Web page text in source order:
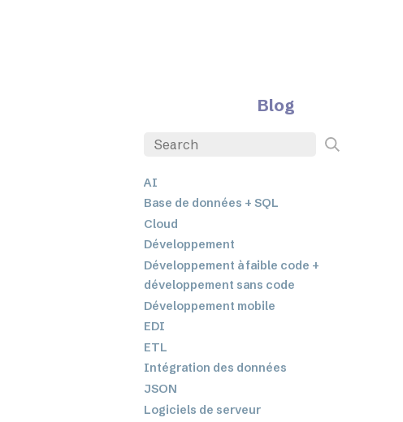
Blog
AI
Base de données + SQL
Cloud
Développement
Développement à faible code +
développement sans code
Développement mobile
EDI
ETL
Intégration des données
JSON
Logiciels de serveur